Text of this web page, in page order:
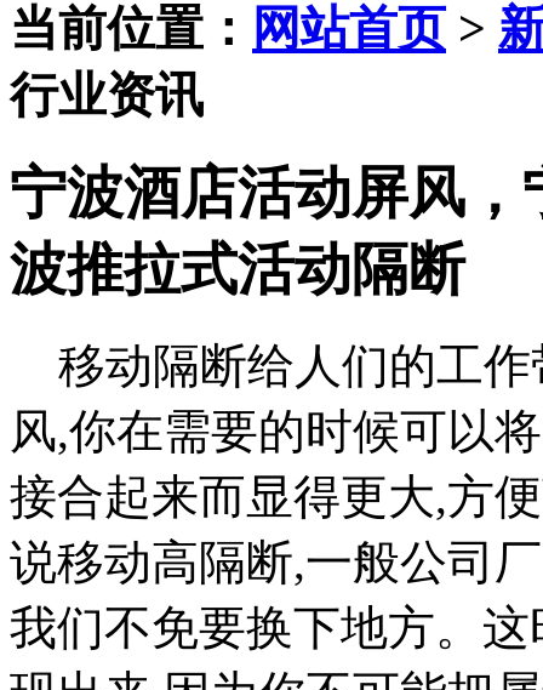
当前位置： 网站首页>
行业资讯
宁波酒店活动屏风
波推拉式活动隔断
移动隔断给人们的工作
风,你在需要的时候可以
接合起来而显得更大,方
说移动高隔断,一般公司
我们不免要换下地方。